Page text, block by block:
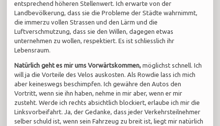
entsprechend höheren Stellenwert. Ich erwarte von der
Landbevölkerung, dass sie die Probleme der Städte wahrnimmt,
die immerzu vollen Strassen und den Lärm und die
Luftverschmutzung, dass sie den Willen, dagegen etwas
unternehmen zu wollen, respektiert. Es ist schliesslich ihr
Lebensraum.
Natürlich geht es mir ums Vorwärtskommen, möglichst schnell. Ich
will ja die Vorteile des Velos auskosten. Als Rowdie lass ich mich
aber keineswegs beschimpfen. Ich gewähre den Autos den
Vortritt, wenn sie ihn haben, nehme in mir aber, wenn er mir
zusteht. Werde ich rechts absichtlich blockiert, erlaube ich mir die
Linksvorbeifahrt. Ja, der Gedanke, dass jeder Verkehrsteilnehmer
selber schuld ist, wenn sein Fahrzeug zu breit ist, liegt mir natürlich